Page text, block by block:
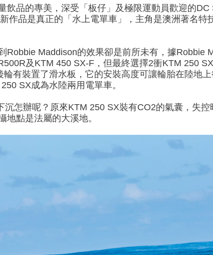
飲品的專美，深受「板仔」及極限運動員歡迎的
作品是真正的「水上電單車」，主角是澳洲著名特
Robbie Maddison的效果卻是前所未有，據Robbie
及KTM 450 SX-F，但最終選擇2衝KTM 250
有裝置了滑水板，它的安裝高度可讓輪胎在陸地
SX成為水陸兩用電單車。
怎辦呢？原來KTM 250 SX裝有CO2的氣囊，失
地點是法屬的大溪地。